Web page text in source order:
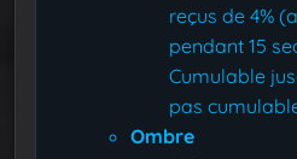
reçus de 4%
pendant 15
Cumulable
pas
Ombre